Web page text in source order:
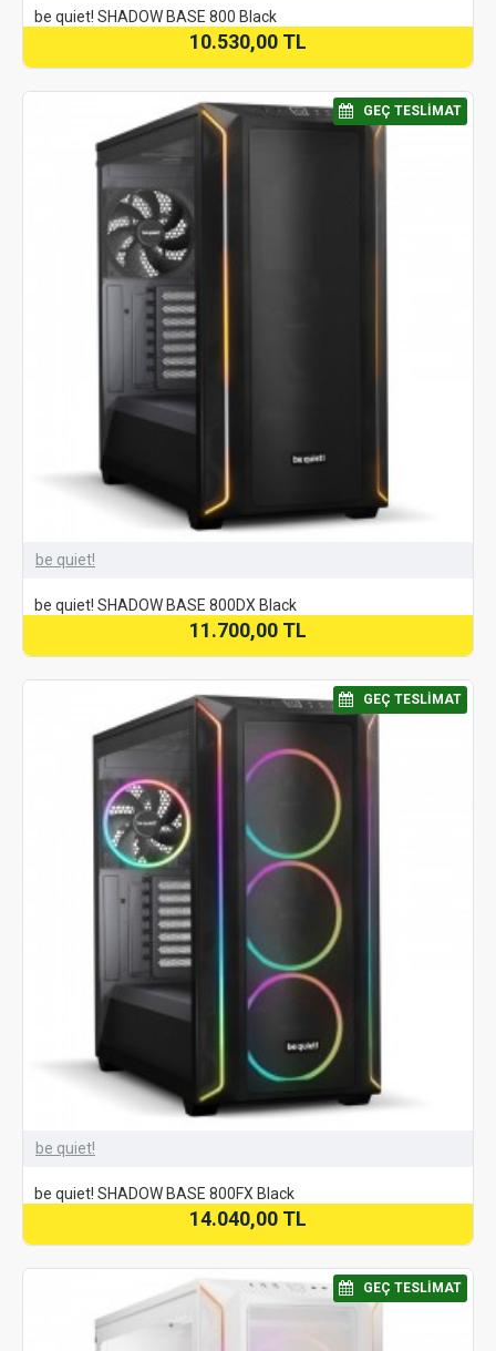
be quiet! SHADOW BASE 800 Black
10.530,00 TL
⠀GEÇ TESLIMAT
be quiet!
be quiet! SHADOW BASE 800DX Black
11.700,00 TL
⠀GEÇ TESLIMAT
be quiet!
be quiet! SHADOW BASE 800FX Black
14.040,00 TL
⠀GEÇ TESLIMAT